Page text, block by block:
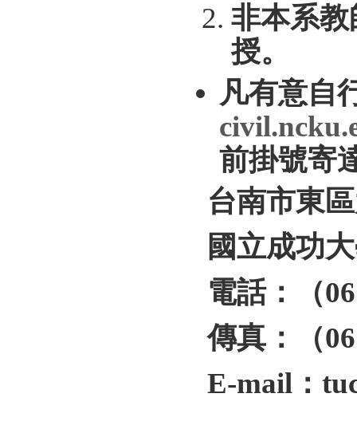
非本系
授。
凡有意自
前掛號寄
台南市東
國立成功
電話：（06
傳真：（06
E-mail ：